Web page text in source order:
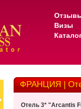
Визы
ФРАНЦИЯ |
Отель 3* "Arcantis